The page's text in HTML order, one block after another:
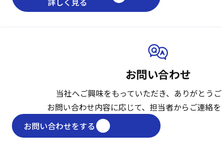
お問い合わせ
当社へご興味をもっていただき、 ありがとう
お問い合わせ内容に応じて、 担当者からご連絡
お問い合わせをする